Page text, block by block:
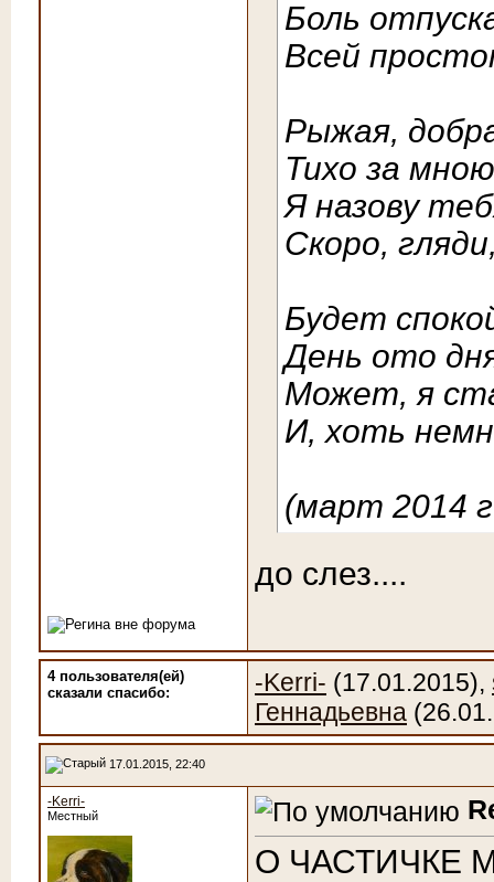
Боль
Всей
Рыжая,
Тихо за
Я назову
Скоро,
Будет
День ото
Может, я
И, хоть
(март 2014
до слез....
4 пользователя(ей)
сказали cпасибо:
-Kerri- (17.01.2015),
Геннадьевна
17.01.2015, 22:40
-Kerri-
Местный
О ЧАСТИЧКЕ